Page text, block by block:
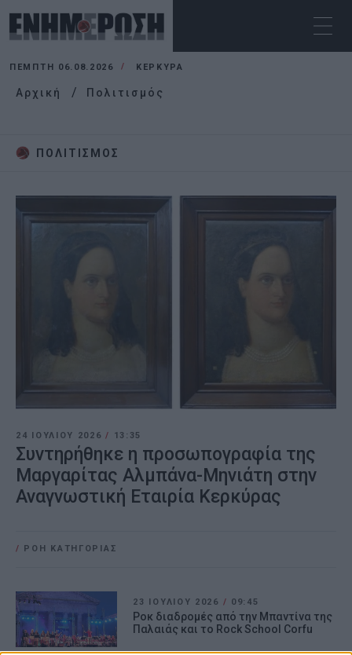
ΠΈΜΠΤΗ 06.08.2026 ΚΕΡΚΥΡΑ
Αρχική Πολιτισμός
ΠΟΛΙΤΙΣΜΌΣ
24 ΙΟΥΛΊΟΥ 2026/ 13:35
Συντηρήθηκε η προσωπογραφία της
Μαργαρίτας Αλμπάνα-Μηνιάτη στην
Αναγνωστική Εταιρία Κερκύρας
/ ΡΟΗ ΚΑΤΗΓΟΡΙΑΣ
23 ΙΟΥΛΊΟΥ 2026 / 09:45
Ροκ διαδρομές από την Μπαντίνα της
Παλαιάς και το Rock School Corfu